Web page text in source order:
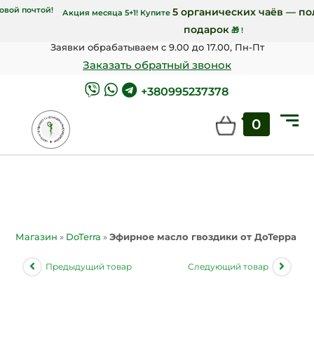
и от 7000 грн Новой почтой! Акция месяца 5+1! Купите5
Заявки обрабатываем с 9.00 до 17.00, Пн-Пт
Заказать обратный звонок
+380995237378
0
Магазин » DoTerra »Эфирное масло гвоздики от ДоТерра |
Предыдущий товар Следующий товар